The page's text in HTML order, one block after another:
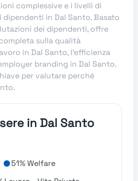
complessive e i livelli di
in Dal Santo. Basato
dei dipendenti, offre
sulla qualità
in Dal Santo, l’efficienza
branding in Dal Santo.
per valutare perché
in Dal Santo
51% Welfare